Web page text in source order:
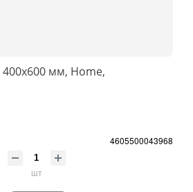
мм, Home,
4605500043968
шт